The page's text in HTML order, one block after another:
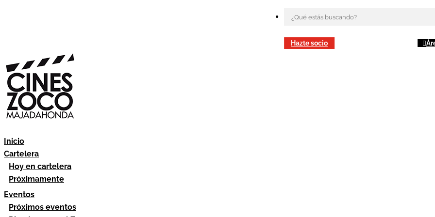
Hazte socio
Inicio
Cartelera
Hoy en cartelera
Próximamente
Eventos
Próximos eventos